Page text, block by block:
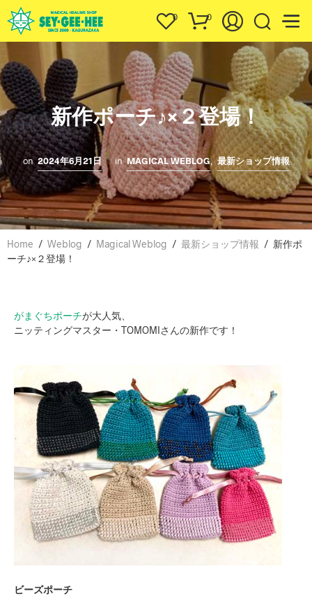
0 0
新作ポーチ♪×２登場！
on 2024年6月21日 in MAGICAL WEBLOG, 最新ショップ情報
Home / Weblog / Magical Weblog / 最新ショップ情報 / 新作ポ
ーチ♪×２登場！
がまぐちポーチが大人気、
ニッティングマスター・TOMOMIさんの新作です！
ビーズポーチ